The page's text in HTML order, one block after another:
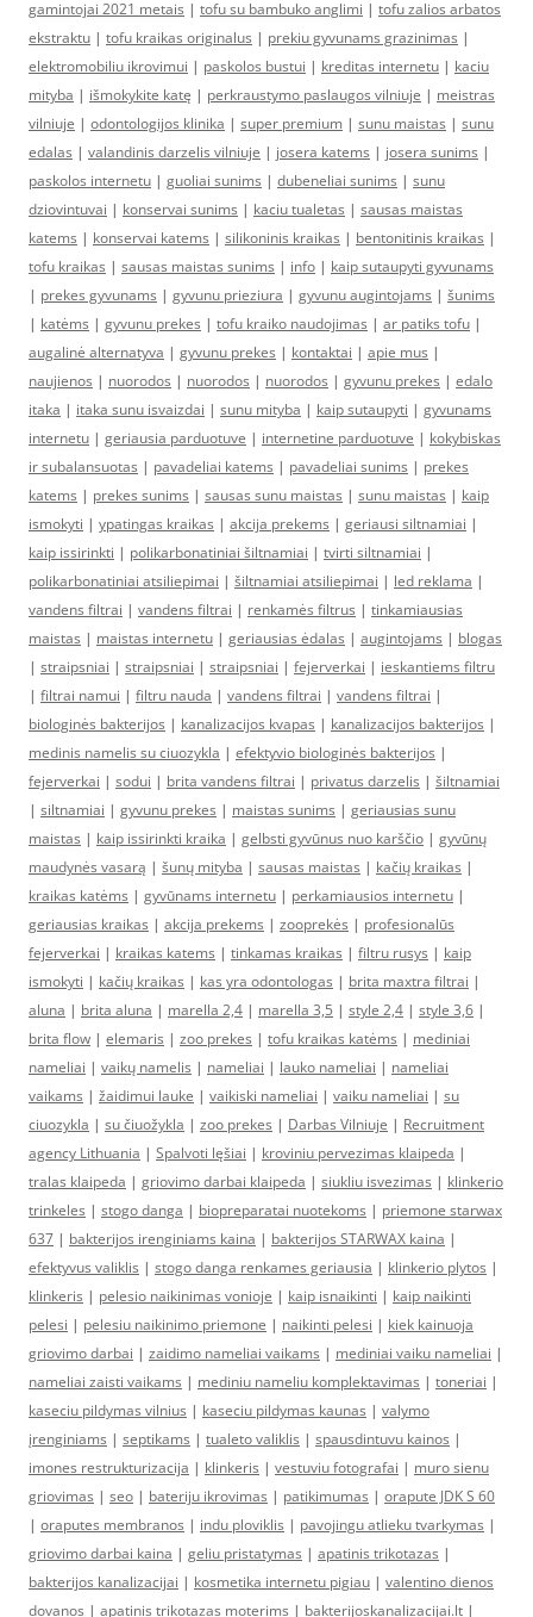
gamintojai 2021 metais | tofu su bambuko anglimi | tofu zalios arbatos
ekstraktu | tofu kraikas originalus | prekiu gyvunams grazinimas |
elektromobiliu ikrovimui | paskolos bustui | kreditas internetu | kaciu
mityba | išmokykite katę | perkraustymo paslaugos vilniuje | meistras
vilniuje | odontologijos klinika | super premium | sunu maistas | sunu
edalas | valandinis darzelis vilniuje | josera katems | josera sunims |
paskolos internetu | guoliai sunims | dubeneliai sunims | sunu
dziovintuvai | konservai sunims | kaciu tualetas | sausas maistas
katems | konservai katems | silikoninis kraikas | bentonitinis kraikas |
tofu kraikas | sausas maistas sunims | info | kaip sutaupyti gyvunams
| prekes gyvunams | gyvunu prieziura | gyvunu augintojams | šunims
| katėms | gyvunu prekes | tofu kraiko naudojimas | ar patiks tofu |
augalinė alternatyva | gyvunu prekes | kontaktai | apie mus |
naujienos | nuorodos | nuorodos | nuorodos | gyvunu prekes | edalo
itaka | itaka sunu isvaizdai | sunu mityba | kaip sutaupyti | gyvunams
internetu | geriausia parduotuve | internetine parduotuve | kokybiskas
ir subalansuotas | pavadeliai katems | pavadeliai sunims | prekes
katems | prekes sunims | sausas sunu maistas | sunu maistas | kaip
ismokyti | ypatingas kraikas | akcija prekems | geriausi siltnamiai |
kaip issirinkti | polikarbonatiniai šiltnamiai | tvirti siltnamiai |
polikarbonatiniai atsiliepimai | šiltnamiai atsiliepimai | led reklama |
vandens filtrai | vandens filtrai | renkamės filtrus | tinkamiausias
maistas | maistas internetu | geriausias ėdalas | augintojams | blogas
| straipsniai | straipsniai | straipsniai | fejerverkai | ieskantiems filtru
| filtrai namui | filtru nauda | vandens filtrai | vandens filtrai |
biologinės bakterijos | kanalizacijos kvapas | kanalizacijos bakterijos |
medinis namelis su ciuozykla | efektyvio biologinės bakterijos |
fejerverkai | sodui | brita vandens filtrai | privatus darzelis | šiltnamiai
| siltnamiai | gyvunu prekes | maistas sunims | geriausias sunu
maistas | kaip issirinkti kraika | gelbsti gyvūnus nuo karščio | gyvūnų
maudynės vasarą | šunų mityba | sausas maistas | kačių kraikas |
kraikas katėms | gyvūnams internetu | perkamiausios internetu |
geriausias kraikas | akcija prekems | zooprekės | profesionalūs
fejerverkai | kraikas katems | tinkamas kraikas | filtru rusys | kaip
ismokyti | kačių kraikas | kas yra odontologas | brita maxtra filtrai |
aluna | brita aluna | marella 2,4 | marella 3,5 | style 2,4 | style 3,6 |
brita flow | elemaris | zoo prekes | tofu kraikas katėms | mediniai
nameliai | vaikų namelis | nameliai | lauko nameliai | nameliai
vaikams | žaidimui lauke | vaikiski nameliai | vaiku nameliai | su
ciuozykla | su čiuožykla | zoo prekes | Darbas Vilniuje | Recruitment
agency Lithuania | Spalvoti lęšiai | kroviniu pervezimas klaipeda |
tralas klaipeda | griovimo darbai klaipeda | siukliu isvezimas | klinkerio
trinkeles | stogo danga | biopreparatai nuotekoms | priemone starwax
637 | bakterijos irenginiams kaina | bakterijos STARWAX kaina |
efektyvus valiklis | stogo danga renkames geriausia | klinkerio plytos |
klinkeris | pelesio naikinimas vonioje | kaip isnaikinti | kaip naikinti
pelesi | pelesiu naikinimo priemone | naikinti pelesi | kiek kainuoja
griovimo darbai | zaidimo nameliai vaikams | mediniai vaiku nameliai |
nameliai zaisti vaikams | mediniu nameliu komplektavimas | toneriai |
kaseciu pildymas vilnius | kaseciu pildymas kaunas | valymo
įrenginiams | septikams | tualeto valiklis | spausdintuvu kainos |
imones restrukturizacija | klinkeris | vestuviu fotografai | muro sienu
griovimas | seo | bateriju ikrovimas | patikimumas | orapute JDK S 60
| oraputes membranos | indu ploviklis | pavojingu atlieku tvarkymas |
griovimo darbai kaina | geliu pristatymas | apatinis trikotazas |
bakterijos kanalizacijai | kosmetika internetu pigiau | valentino dienos
dovanos | apatinis trikotazas moterims | bakterijoskanalizacijai.lt |